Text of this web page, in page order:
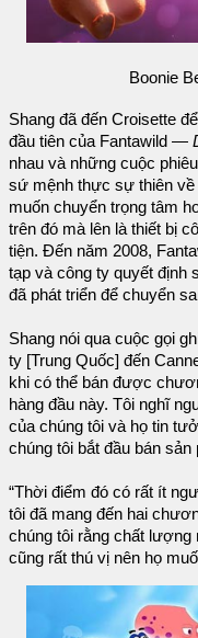
Boonie
Shang đã đến Croisette
đầu tiên của Fantawild —
nhau và những cuộc
sứ mệnh thực sự thiên
muốn chuyển trọng tâm
trên đó mà lên là thiết bị
tiện. Đến năm 2008,
tạp và công ty quyết định
đã phát triển để chuyển
Shang nói qua cuộc gọi
ty [Trung Quốc] đến
khi có thể bán được
hàng đầu này. Tôi nghĩ
của chúng tôi và họ tin
chúng tôi bắt đầu bán
“Thời điểm đó có rất ít
tôi đã mang đến hai
chúng tôi rằng chất lượng
cũng rất thú vị nên họ